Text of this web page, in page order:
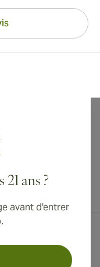
ans ?
avant d'entrer
le Royaume-Uni